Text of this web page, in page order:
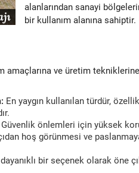
alanlarından sanayi
bir kullanım alanına sahiptir.
amaçlarına ve üretim
En yaygın kullanılan türdür,
Güvenlik önlemleri için yüksek
hoş görünmesi ve
bir seçenek olarak öne